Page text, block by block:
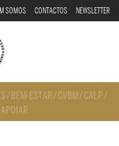
SOMOS CONTACTOS NEWSLETTER
/ BEM-ESTAR/CVBM/CALP/